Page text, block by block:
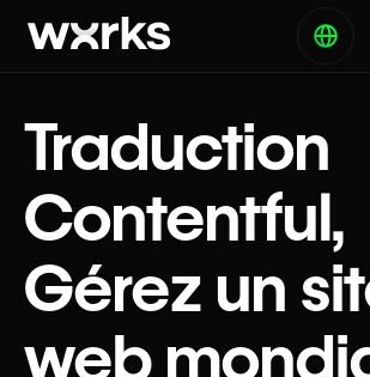
Traduction
Contentful,
Gérez un
web